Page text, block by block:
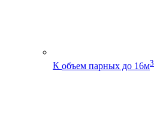
К объем парных до 16м3